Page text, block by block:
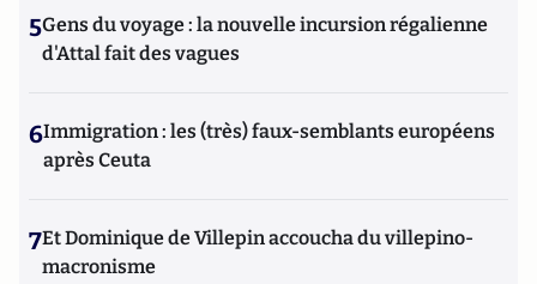
5Gens du voyage : la nouvelle incursion régalienne
d'Attal fait des vagues
6Immigration : les (très) faux-semblants européens
après Ceuta
7Et Dominique de Villepin accoucha du villepino-
macronisme